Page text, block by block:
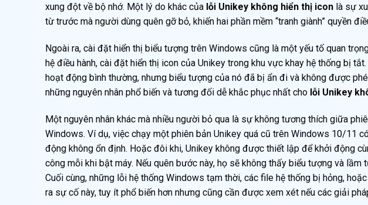
xung đột về bộ nhớ. Một lý do khác của lỗi Unikey không hiển thị icon là sự
từ trước mà người dùng quên gỡ bỏ, khiến hai phần mềm “tranh giành” quyền
Ngoài ra, cài đặt hiển thị biểu tượng trên Windows cũng là một yếu tố quan
hệ điều hành, cài đặt hiển thị icon của Unikey trong khu vực khay hệ thống bị
hoạt động bình thường, nhưng biểu tượng của nó đã bị ẩn đi và không được
những nguyên nhân phổ biến và tương đối dễ khắc phục nhất cho lỗi Unikey
Một nguyên nhân khác mà nhiều người bỏ qua là sự không tương thích giữa
Windows. Ví dụ, việc chạy một phiên bản Unikey quá cũ trên Windows 10/11
động không ổn định. Hoặc đôi khi, Unikey không được thiết lập để khởi động
công mỗi khi bật máy. Nếu quên bước này, họ sẽ không thấy biểu tượng và lầm
Cuối cùng, những lỗi hệ thống Windows tạm thời, các file hệ thống bị hỏng,
ra sự cố này, tuy ít phổ biến hơn nhưng cũng cần được xem xét nếu các giải